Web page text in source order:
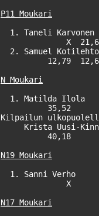
P11 Moukari
1. Taneli Karvonen
X
2. Samuel
12,79
N Moukari
1. Matilda Ilola
35,52
Kilpailun
Krista Uusi-
40,18
N19 Moukari
1. Sanni Verho
X
N17 Moukari